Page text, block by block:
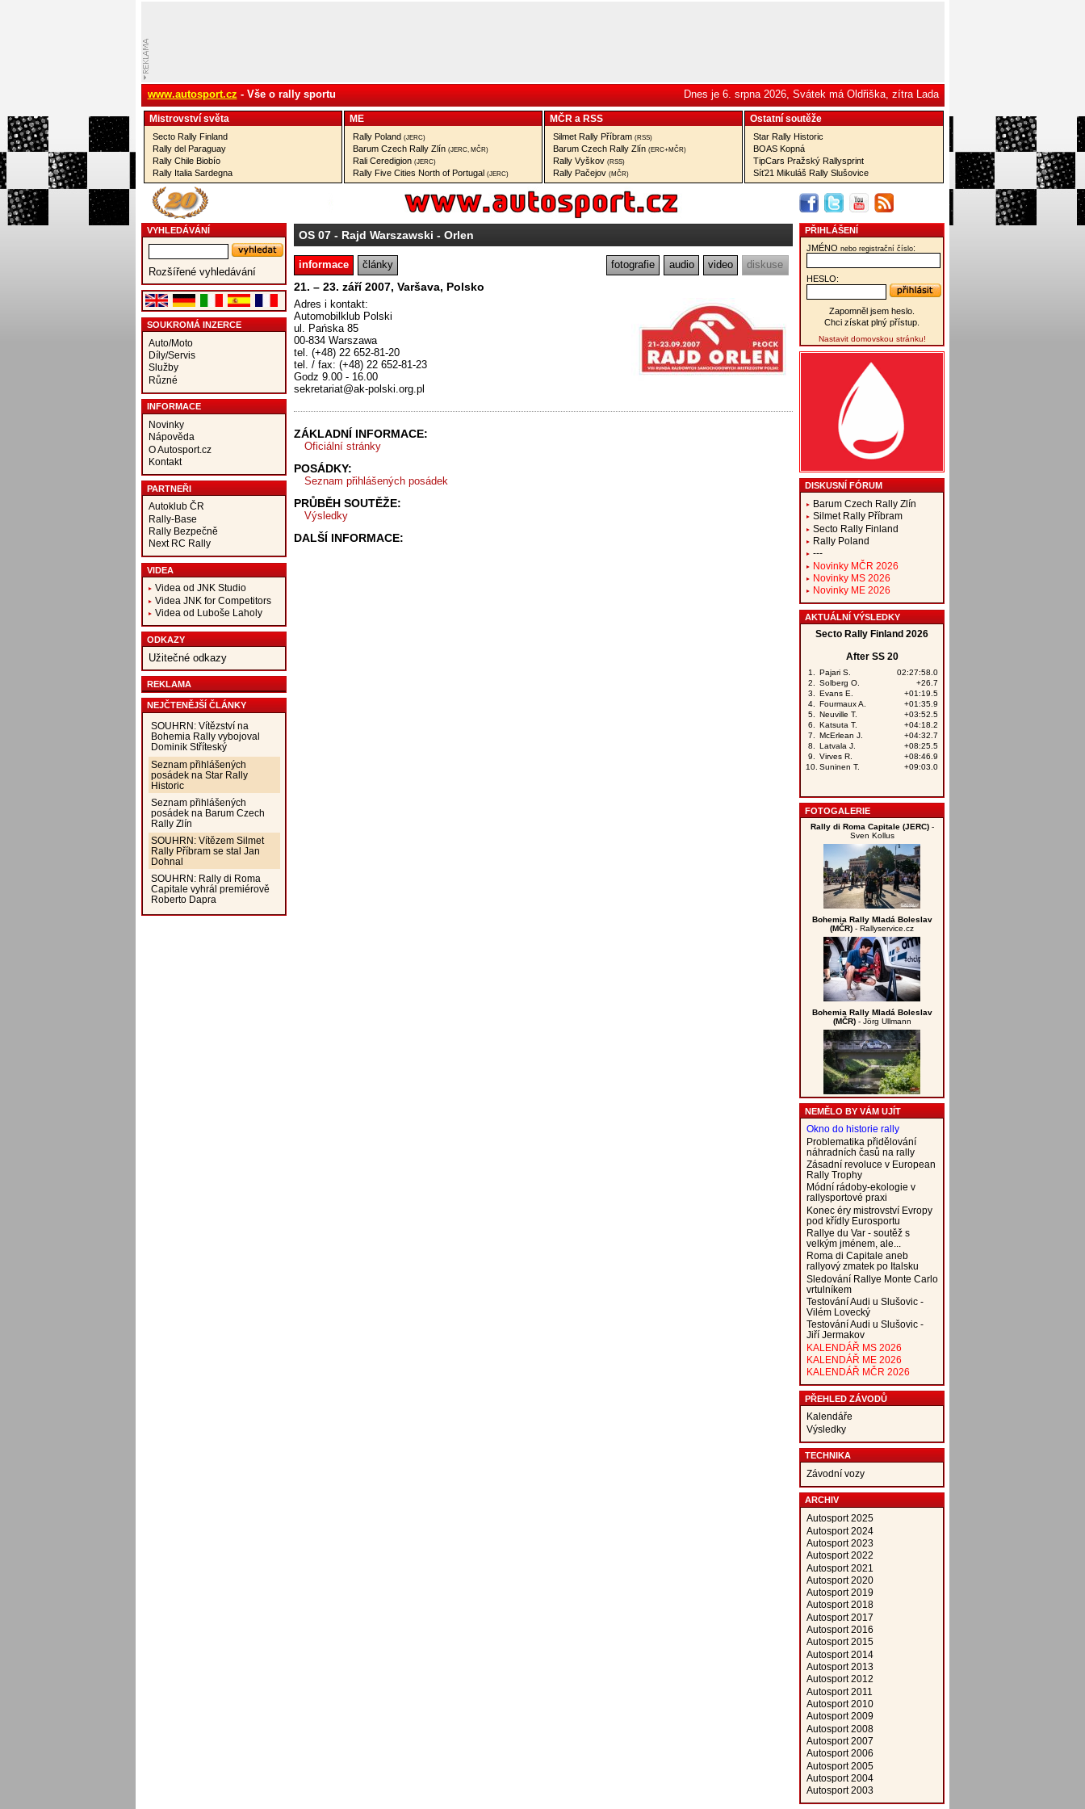
www.autosport.cz - Vše o rally sportu Dnes je 6. srpna 2026, Svátek má Oldřiška, zítra Lada
Mistrovství­ světa
Secto Rally Finland
Rally del Paraguay
Rally Chile Biobío
Rally Italia Sardegna
ME
Rally Poland (JERC)
Barum Czech Rally Zlín (JERC, MČR)
Rali Ceredigion (JERC)
Rally Five Cities North of Portugal (JERC)
MČR a RSS
Silmet Rally Příbram (RSS)
Barum Czech Rally Zlín (ERC+MČR)
Rally Vyškov (RSS)
Rally Pačejov (MČR)
Ostatní­ soutěže
Star Rally Historic
BOAS Kopná
TipCars Pražský Rallysprint
Síť21 Mikuláš Rally Slušovice
VYHLEDÁVÁNÍ
Rozšířené vyhledávání
SOUKROMÁ INZERCE
Auto/Moto
Díly/Servis
Služby
Různé
INFORMACE
Novinky
Nápověda
O Autosport.cz
Kontakt
PARTNEŘI
Autoklub ČR
Rally-Base
Rally Bezpečně
Next RC Rally
VIDEA
Videa od JNK Studio
Videa JNK for Competitors
Videa od Luboše Laholy
ODKAZY
Užitečné odkazy
REKLAMA
NEJČTENĚJŠÍ ČLÁNKY
SOUHRN: Vítězství na
Bohemia Rally vybojoval
Dominik Stříteský
Seznam přihlášených
posádek na Star Rally
Historic
Seznam přihlášených
posádek na Barum Czech
Rally Zlín
SOUHRN: Vítězem Silmet
Rally Příbram se stal Jan
Dohnal
SOUHRN: Rally di Roma
Capitale vyhrál premiérově
Roberto Dapra
OS 07- Rajd Warszawski - Orlen
informace články fotografie audio video diskuse
21. – 23. září 2007, Varšava, Polsko
Adres i kontakt:
Automobilklub Polski
ul. Pańska 85
00-834 Warszawa
tel. (+48) 22 652-81-20
tel. / fax: (+48) 22 652-81-23
Godz 9.00 - 16.00
sekretariat@ak-polski.org.pl
ZÁKLADNÍ INFORMACE:
Oficiální stránky
POSÁDKY:
Seznam přihlášených posádek
PRŮBĚH SOUTĚŽE:
Výsledky
DALŠÍ INFORMACE:
PŘIHLÁŠENÍ
JMÉNO nebo registrační číslo:
HESLO:
Zapomněl jsem heslo.
Chci získat plný přístup.
Nastavit domovskou stránku!
DISKUSNÍ FÓRUM
Barum Czech Rally Zlín
Silmet Rally Příbram
Secto Rally Finland
Rally Poland
---
Novinky MČR 2026
Novinky MS 2026
Novinky ME 2026
AKTUÁLNÍ VÝSLEDKY
FOTOGALERIE
Rally di Roma Capitale (JERC)-
Sven Kollus
Bohemia Rally Mladá Boleslav
(MČR) - Rallyservice.cz
Bohemia Rally Mladá Boleslav
(MČR)- Jörg Ullmann
NEMĚLO BY VÁM UJÍT
Okno do historie rally
Problematika přidělování
náhradních časů na rally
Zásadní revoluce v European
Rally Trophy
Módní rádoby-ekologie v
rallysportové praxi
Konec éry mistrovství Evropy
pod křídly Eurosportu
Rallye du Var - soutěž s
velkým jménem, ale...
Roma di Capitale aneb
rallyový zmatek po Italsku
Sledování Rallye Monte Carlo
vrtulníkem
Testování Audi u Slušovic -
Vilém Lovecký
Testování Audi u Slušovic -
Jiří Jermakov
KALENDÁŘ MS 2026
KALENDÁŘ ME 2026
KALENDÁŘ MČR 2026
PŘEHLED ZÁVODŮ
Kalendáře
Výsledky
TECHNIKA
Závodní vozy
ARCHIV
Autosport 2025
Autosport 2024
Autosport 2023
Autosport 2022
Autosport 2021
Autosport 2020
Autosport 2019
Autosport 2018
Autosport 2017
Autosport 2016
Autosport 2015
Autosport 2014
Autosport 2013
Autosport 2012
Autosport 2011
Autosport 2010
Autosport 2009
Autosport 2008
Autosport 2007
Autosport 2006
Autosport 2005
Autosport 2004
Autosport 2003